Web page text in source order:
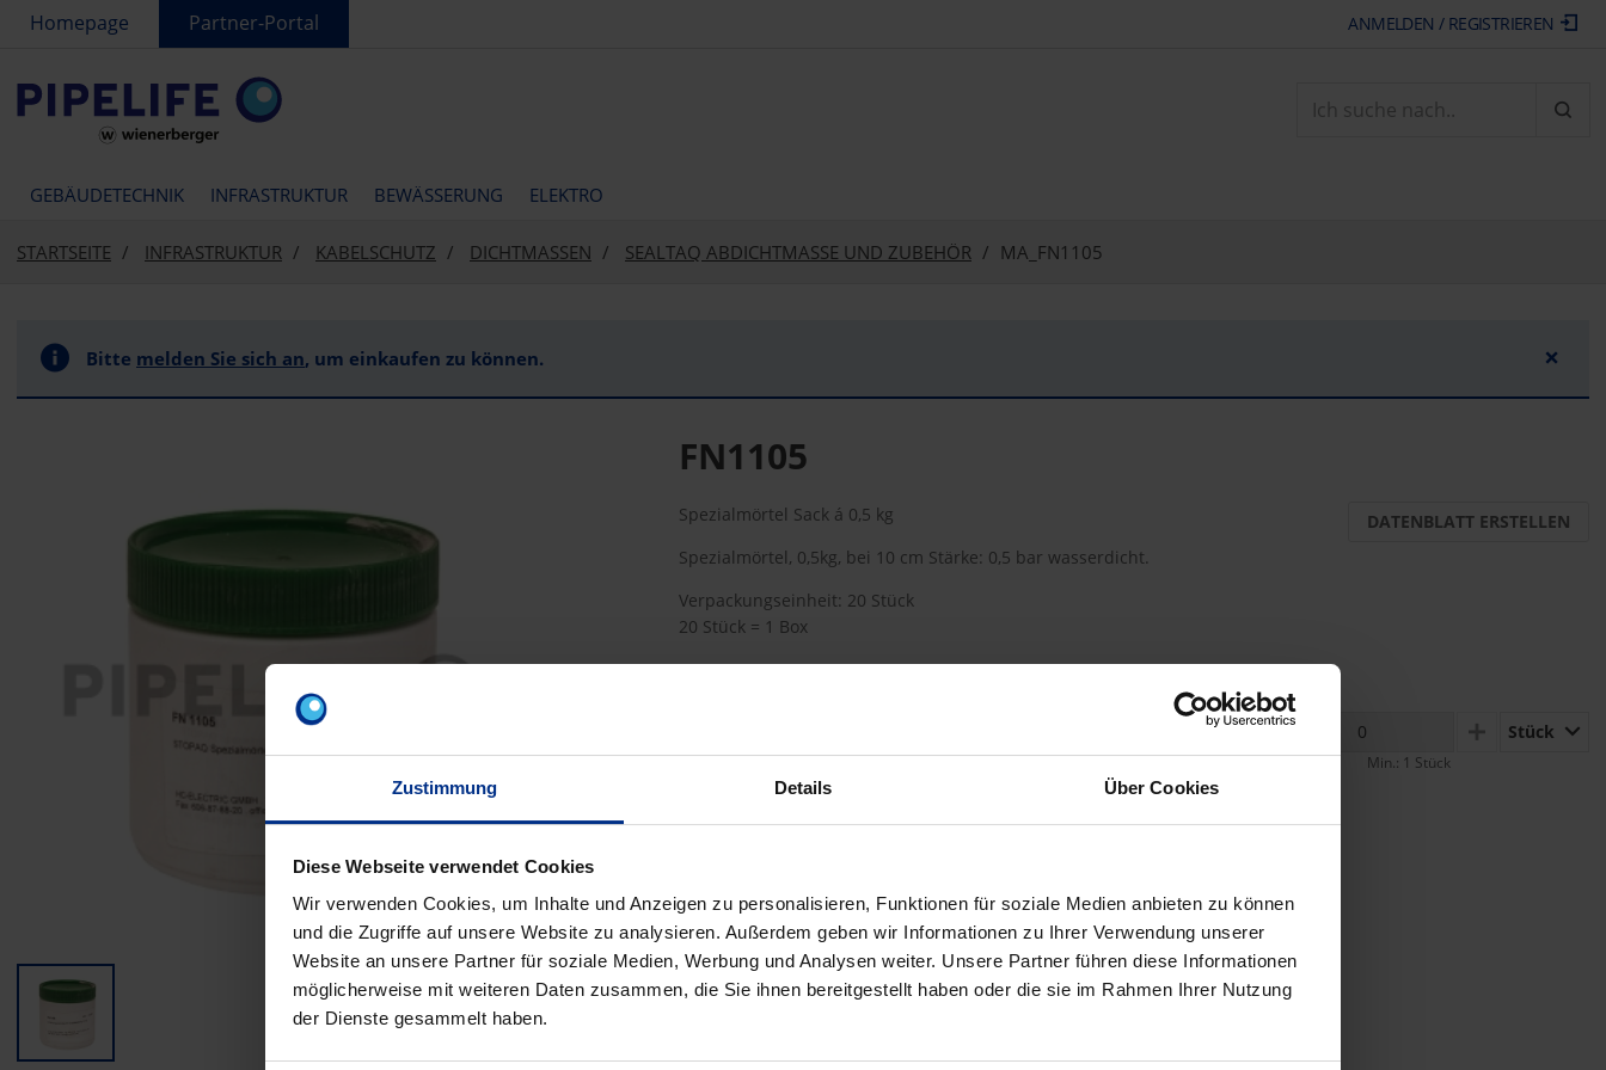
Zustimmung Details Über Cookies
Diese Webseite verwendet Cookies
Wir verwenden Cookies, um Inhalte und Anzeigen zu personalisieren, Funktionen für soziale Medien anbieten zu können
und die Zugriffe auf unsere Website zu analysieren. Außerdem geben wir Informationen zu Ihrer Verwendung unserer
Website an unsere Partner für soziale Medien, Werbung und Analysen weiter. Unsere Partner führen diese Informationen
möglicherweise mit weiteren Daten zusammen, die Sie ihnen bereitgestellt haben oder die sie im Rahmen Ihrer Nutzung
der Dienste gesammelt haben.
text.skipToContent
text.skipToNavigation
Homepage Partner-Portal ANMELDEN / REGISTRIEREN
GEBÄUDETECHNIK INFRASTRUKTUR BEWÄSSERUNG ELEKTRO
STARTSEITE INFRASTRUKTUR KABELSCHUTZ DICHTMASSEN SEALTAQ ABDICHTMASSE UND ZUBEHÖR MA_FN1105
Bitte melden Sie sich an, um einkaufen zu können. ×
FN1105
Spezialmörtel Sack á 0,5 kg
Spezialmörtel, 0,5kg, bei 10 cm Stärke: 0,5 bar wasserdicht.
Verpackungseinheit: 20 Stück
20 Stück = 1 Box
DATENBLATT ERSTELLEN
PLUSStück
Min.: 1 Stück
33,80 € AEH